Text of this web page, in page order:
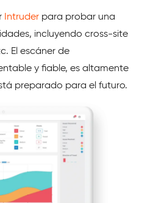
Intruder para probar una
incluyendo cross-site
El escáner de
y fiable, es altamente
preparado para el futuro.